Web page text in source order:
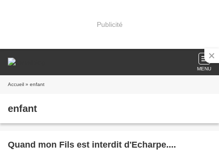
Publicité
MENU
Accueil » enfant
enfant
Quand mon Fils est interdit d'Echarpe....